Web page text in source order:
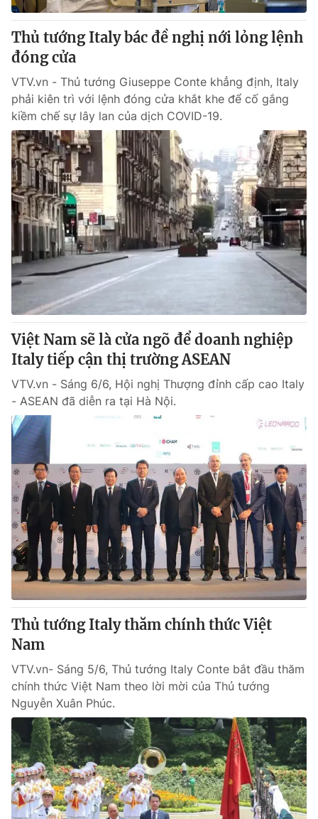
Tư vấn
Chuyên mục khác
Emagazine
Photo Infographic
Video Shorts video
VTV Money VTV Thể thao
VTV Sức khoẻ Bất động sản
Thị trường 24h Tấm lòng Việt
VTV4 Vươn mình bằng AI
VTV9 VTV8
Liên hệ tòa soạn English
THỜI BÁO VTV
Theo dõi báo trên
Cơ quan chủ quản:
Đài Truyền hình Việt Nam
Cơ quan báo chí:Thời báo VTV
Giấy phép hoạt động báo in và báo điện tử số 483/GP-BTTTT
cấp ngày 29/12/2023
Tổng Biên tập:Vũ Thanh Thủy
Phó Tổng Biên tập:
Tổng đài VTV:024.38 355 931 - 024.38 355 932
Ðiện thoại Thời báo VTV:
Email:toasoan@vtv.vn
Liên hệ quảng cáo: 024-7300.7108
Thủ tướng Italy bác đề nghị nới lỏng lệnh
đóng cửa
VTV.vn - Thủ tướng Giuseppe Conte khẳng định, Italy
phải kiên trì với lệnh đóng cửa khắt khe để cố gắng
kiềm chế sự lây lan của dịch COVID-19.
Việt Nam sẽ là cửa ngõ để doanh nghiệp
Italy tiếp cận thị trường ASEAN
VTV.vn - Sáng 6/6, Hội nghị Thượng đỉnh cấp cao Italy
- ASEAN đã diễn ra tại Hà Nội.
Thủ tướng Italy thăm chính thức Việt
Nam
VTV.vn- Sáng 5/6, Thủ tướng Italy Conte bắt đầu thăm
chính thức Việt Nam theo lời mời của Thủ tướng
Nguyễn Xuân Phúc.